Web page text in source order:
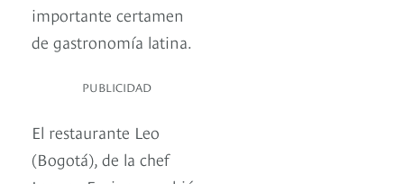
importante certamen
de gastronomía latina.
PUBLICIDAD
El restaurante Leo
(Bogotá), de la chef